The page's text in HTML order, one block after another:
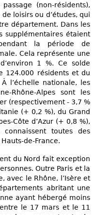
(non-résidents),
loisirs ou d’études, qui
département. Dans les
supplémentaires étaient
la période de
Cela représente une
1 %. Ce solde
124.000 résidents et du
l’échelle nationale, les
Rhône-Alpes sont les
(respectivement - 3,7 %
(+ 0,2 %), du Grand
Côte d’Azur (+ 0,8 %),
toutes des
de-France.
du Nord fait exception
Outre Paris et la
avec le Rhône, l’Isère et
abritant une
ayant hébergé moins
le 17 mars et le 11